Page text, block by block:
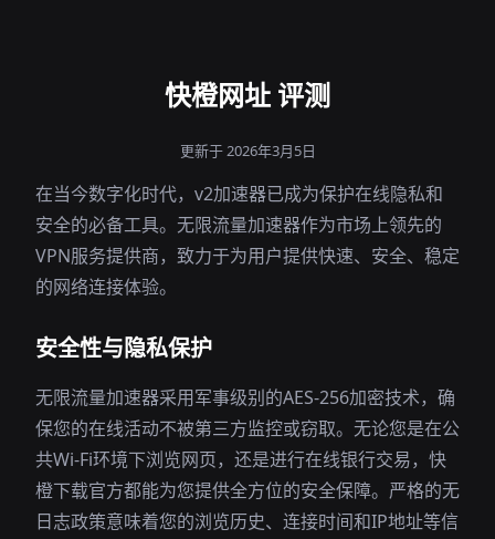
快橙网址 评测
更新于 2026年3月5日
在当今数字化时代，v2加速器已成为保护在线隐私和
安全的必备工具。无限流量加速器作为市场上领先的
VPN服务提供商，致力于为用户提供快速、安全、稳定
的网络连接体验。
安全性与隐私保护
无限流量加速器采用军事级别的AES-256加密技术，确
保您的在线活动不被第三方监控或窃取。无论您是在公
共Wi-Fi环境下浏览网页，还是进行在线银行交易，快
橙下载官方都能为您提供全方位的安全保障。严格的无
日志政策意味着您的浏览历史、连接时间和IP地址等信